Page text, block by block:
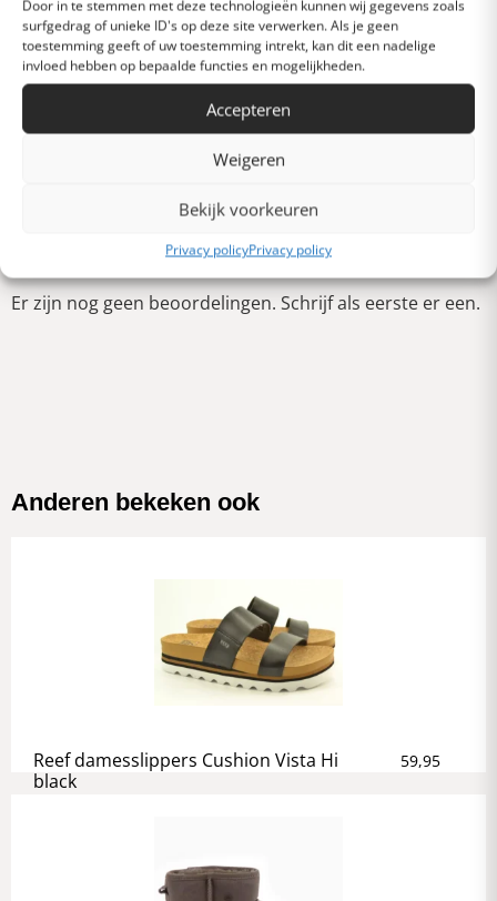
Door in te stemmen met deze technologieën kunnen wij gegevens zoals
surfgedrag of unieke ID's op deze site verwerken. Als je geen
toestemming geeft of uw toestemming intrekt, kan dit een nadelige
invloed hebben op bepaalde functies en mogelijkheden.
Accepteren
Weigeren
Bekijk voorkeuren
Privacy policyPrivacy policy
Gemiddeld
Schrijf een review
Er zijn nog geen beoordelingen. Schrijf als eerste er een.
Anderen bekeken ook
Reef damesslippers Cushion Vista Hi
black
59,95